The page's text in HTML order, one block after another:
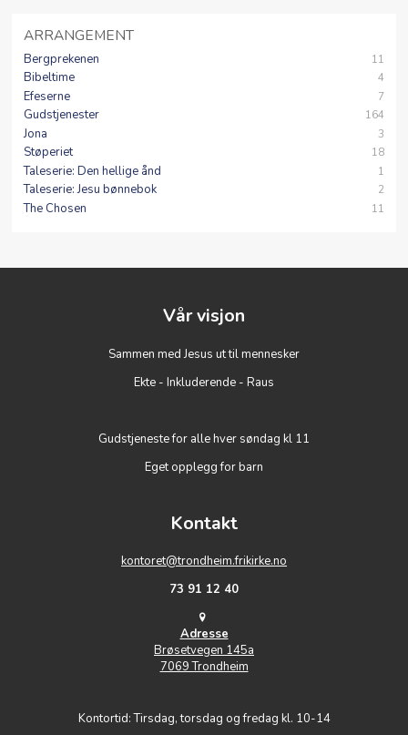
ARRANGEMENT
Bergprekenen 11
Bibeltime 4
Efeserne 7
Gudstjenester 164
Jona 3
Støperiet 18
Taleserie: Den hellige ånd 1
Taleserie: Jesu bønnebok 2
The Chosen 11
Vår visjon
Sammen med Jesus ut til mennesker
Ekte - Inkluderende - Raus
Gudstjeneste for alle hver søndag kl 11
Eget opplegg for barn
Kontakt
kontoret@trondheim.frikirke.no
73 91 12 40
Adresse
Brøsetvegen 145a
7069 Trondheim
Kontortid: Tirsdag, torsdag og fredag kl. 10-14